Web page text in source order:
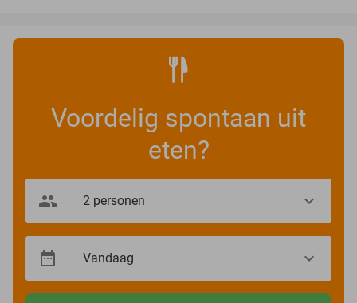
Voordelig spontaan uit
eten?